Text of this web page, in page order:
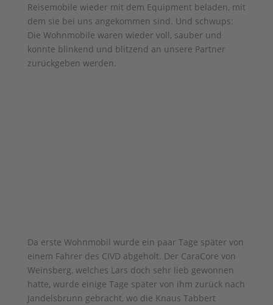
Reisemobile wieder mit dem Equipment beladen, mit
dem sie bei uns angekommen sind. Und schwups:
Die Wohnmobile waren wieder voll, sauber und
konnte blinkend und blitzend an unsere Partner
zurückgeben werden.
Da erste Wohnmobil wurde ein paar Tage später von
einem Fahrer des CIVD abgeholt. Der CaraCore von
Weinsberg, welches Lars doch sehr lieb gewonnen
hatte, wurde einige Tage später von ihm zurück nach
Jandelsbrunn gebracht, wo die Knaus Tabbert